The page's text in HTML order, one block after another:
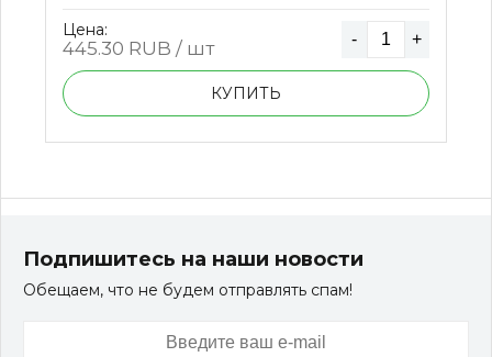
Цена:
445.30 RUB / шт - +
КУПИТЬ
Подпишитесь на наши новости
Обещаем, что не будем отправлять спам!